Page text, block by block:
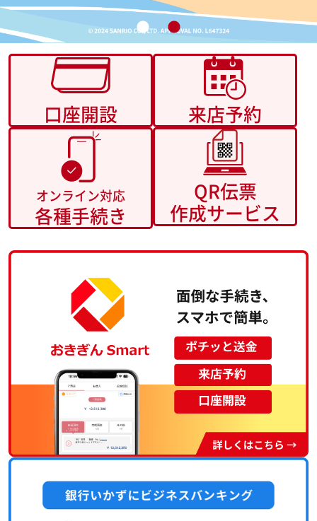
口座開設 来店予約
各種手続き
QR伝票
作成サービス